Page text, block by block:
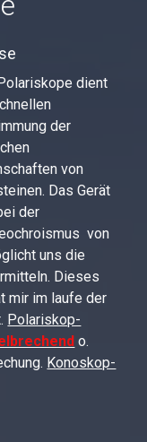
dient
der
von
Das Gerät
der
von
uns die
Dieses
mir im laufe der
Polariskop-
o.
Konoskop-